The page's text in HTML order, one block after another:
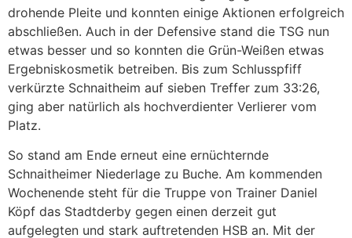
drohende Pleite und konnten einige Aktionen erfolgreich
abschließen. Auch in der Defensive stand die TSG nun
etwas besser und so konnten die Grün-Weißen etwas
Ergebniskosmetik betreiben. Bis zum Schlusspfiff
verkürzte Schnaitheim auf sieben Treffer zum 33:26,
ging aber natürlich als hochverdienter Verlierer vom
Platz.
So stand am Ende erneut eine ernüchternde
Schnaitheimer Niederlage zu Buche. Am kommenden
Wochenende steht für die Truppe von Trainer Daniel
Köpf das Stadtderby gegen einen derzeit gut
aufgelegten und stark auftretenden HSB an. Mit der